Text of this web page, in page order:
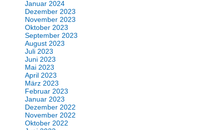
Januar 2024
Dezember 2023
November 2023
Oktober 2023
September 2023
August 2023
Juli 2023
Juni 2023
Mai 2023
April 2023
März 2023
Februar 2023
Januar 2023
Dezember 2022
November 2022
Oktober 2022